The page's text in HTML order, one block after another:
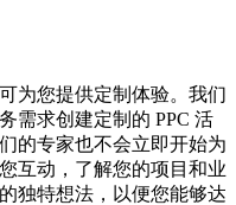
为您提供定制体验。我们
需求创建定制的 PPC 活
的专家也不会立即开始为
互动，了解您的项目和业
独特想法，以便您能够达